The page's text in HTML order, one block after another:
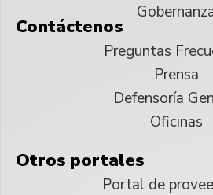
Contáctenos
Preguntas
Prensa
Defensoría
Oficinas
Otros portales
Portal de